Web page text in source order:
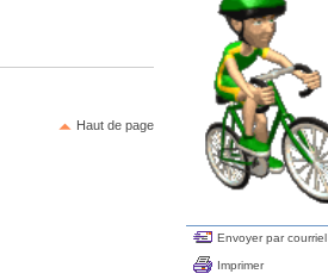
Haut de page
Envoyer par courriel
Imprimer